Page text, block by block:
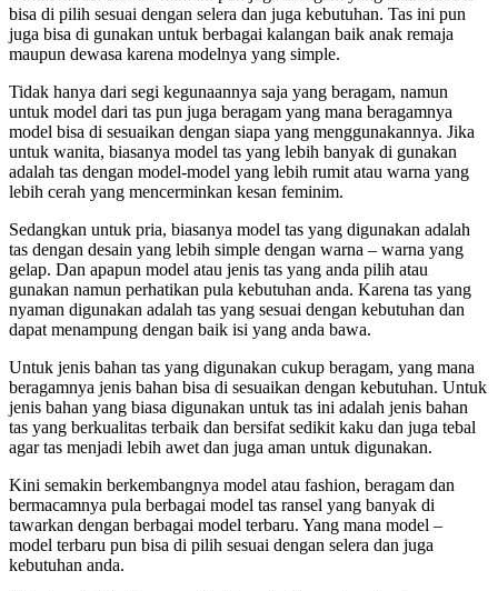
bisa di pilih sesuai dengan selera dan juga kebutuhan. Tas ini pun
juga bisa di gunakan untuk berbagai kalangan baik anak remaja
maupun dewasa karena modelnya yang simple.
Tidak hanya dari segi kegunaannya saja yang beragam, namun
untuk model dari tas pun juga beragam yang mana beragamnya
model bisa di sesuaikan dengan siapa yang menggunakannya. Jika
untuk wanita, biasanya model tas yang lebih banyak di gunakan
adalah tas dengan model-model yang lebih rumit atau warna yang
lebih cerah yang mencerminkan kesan feminim.
Sedangkan untuk pria, biasanya model tas yang digunakan adalah
tas dengan desain yang lebih simple dengan warna – warna yang
gelap. Dan apapun model atau jenis tas yang anda pilih atau
gunakan namun perhatikan pula kebutuhan anda. Karena tas yang
nyaman digunakan adalah tas yang sesuai dengan kebutuhan dan
dapat menampung dengan baik isi yang anda bawa.
Untuk jenis bahan tas yang digunakan cukup beragam, yang mana
beragamnya jenis bahan bisa di sesuaikan dengan kebutuhan. Untuk
jenis bahan yang biasa digunakan untuk tas ini adalah jenis bahan
tas yang berkualitas terbaik dan bersifat sedikit kaku dan juga tebal
agar tas menjadi lebih awet dan juga aman untuk digunakan.
Kini semakin berkembangnya model atau fashion, beragam dan
bermacamnya pula berbagai model tas ransel yang banyak di
tawarkan dengan berbagai model terbaru. Yang mana model –
model terbaru pun bisa di pilih sesuai dengan selera dan juga
kebutuhan anda.